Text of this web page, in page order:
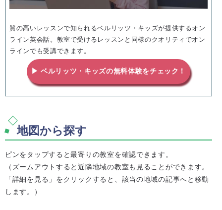
質の高いレッスンで知られるベルリッツ・キッズが提供するオン
ライン英会話。教室で受けるレッスンと同様のクオリティでオン
ラインでも受講できます。
▶ ベルリッツ・キッズの無料体験をチェック！
地図から探す
ピンをタップすると最寄りの教室を確認できます。
（ズームアウトすると近隣地域の教室も見ることができます。
「詳細を見る」をクリックすると、該当の地域の記事へと移動
します。）